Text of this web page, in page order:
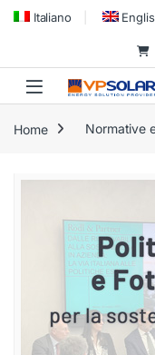
Skip to navigation
Skip to content
Italiano
Home Normative